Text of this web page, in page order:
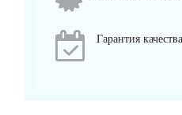
Гарантия качества